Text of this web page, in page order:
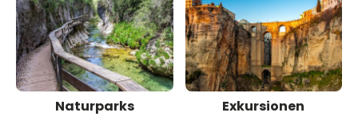
Naturparks Exkursionen